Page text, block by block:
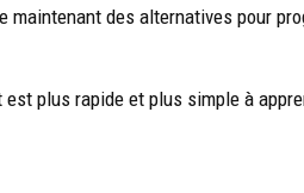
maintenant des alternatives pour
plus rapide et plus simple à